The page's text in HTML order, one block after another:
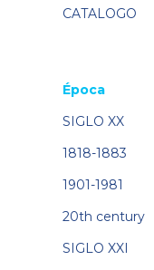
CATALOGO
Época
SIGLO XX
1818-1883
1901-1981
20th century
SIGLO XXI